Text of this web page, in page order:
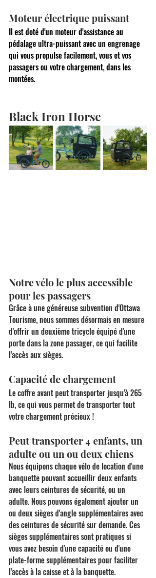
Moteur électrique puissant
Il est doté d'un moteur d'assistance au
pédalage ultra-puissant avec un engrenage
qui vous propulse facilement, vous et vos
passagers ou votre chargement, dans les
montées.
Black Iron Horse
Notre vélo le plus accessible
pour les passagers
Grâce à une généreuse subvention d'Ottawa
Tourisme, nous sommes désormais en mesure
d'offrir un deuxième tricycle équipé d'une
porte dans la zone passager, ce qui facilite
l'accès aux sièges.
Capacité de chargement
Le coffre avant peut transporter jusqu'à 265
lb, ce qui vous permet de transporter tout
votre chargement précieux !
Peut transporter 4 enfants, un
adulte ou un ou deux chiens
Nous équipons chaque vélo de location d'une
banquette pouvant accueillir deux enfants
avec leurs ceintures de sécurité, ou un
adulte. Nous pouvons également ajouter un
ou deux sièges d'angle supplémentaires avec
des ceintures de sécurité sur demande. Ces
sièges supplémentaires sont pratiques si
vous avez besoin d'une capacité ou d'une
plate-forme supplémentaires pour faciliter
l'accès à la caisse et à la banquette.